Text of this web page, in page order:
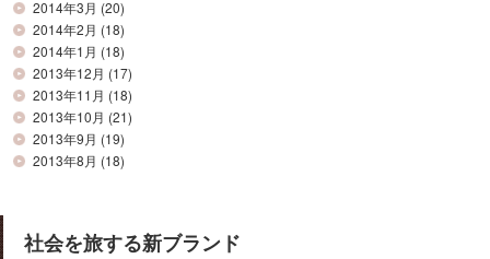
2014年3月 (20)
2014年2月 (18)
2014年1月 (18)
2013年12月 (17)
2013年11月 (18)
2013年10月 (21)
2013年9月 (19)
2013年8月 (18)
社会を旅する新ブランド